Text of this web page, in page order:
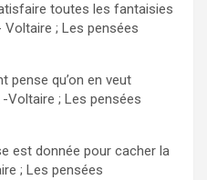
toutes les fantaisies
Voltaire ; Les pensées
pense qu’on en veut
Voltaire ; Les pensées
est donnée pour cacher la
; Les pensées